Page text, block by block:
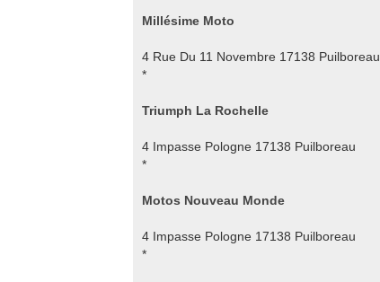
Millésime Moto
4 Rue Du 11 Novembre 17138 Puilboreau
*
Triumph La Rochelle
4 Impasse Pologne 17138 Puilboreau
*
Motos Nouveau Monde
4 Impasse Pologne 17138 Puilboreau
*